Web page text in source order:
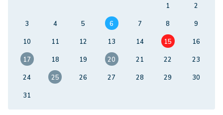
1
2
3
4 5 6 7 8
9
10
11 12 13 14 15
16
17
18 19 20 21 22
23
24
25 26 27 28 29
30
31